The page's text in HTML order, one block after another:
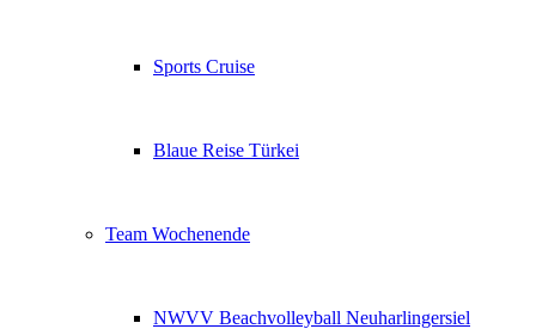
Sports Cruise
Blaue Reise Türkei
Team Wochenende
NWVV Beachvolleyball Neuharlingersiel